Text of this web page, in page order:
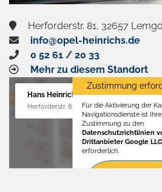
Herforderstr. 81, 32657 Lemgo
info@opel-heinrichs.de
0 52 61 / 20 33
Mehr zu diesem Standort
Hans Heinrichs GmbH
Herforderstr. 81, 32657 Lemgo
Zustimmung
Für die Aktivierung der
Navigationsdienste ist Ihre
Zustimmung zu den
Datenschutzrichtlinien
Drittanbieter Google LLC
erforderlich.